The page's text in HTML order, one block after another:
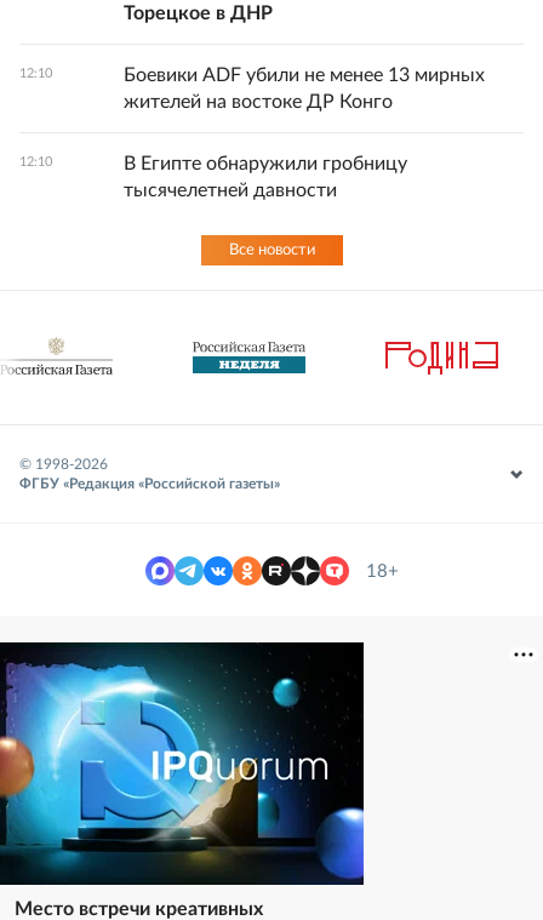
Торецкое в ДНР
12:10
Боевики ADF убили не менее 13 мирных
жителей на востоке ДР Конго
12:10
В Египте обнаружили гробницу
тысячелетней давности
Все новости
© 1998-2026
ФГБУ «Редакция «Российской газеты»
18+
Место встречи креативных